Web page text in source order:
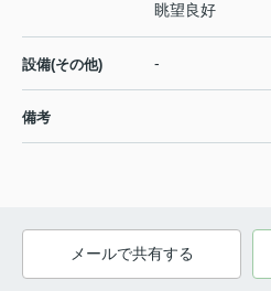
眺望良好
設備(その他) -
備考
メールで共有する